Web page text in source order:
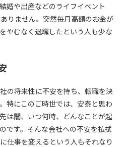
婚や出産などのライフイベント
りません。突然毎月高額のお金が
やむなく退職したという人も少な
の将来性に不安を持ち、転職を決
特にこのご時世では、安泰と思わ
は闇、いつ何時、どんなことが起
です。そんな会社への不安を払拭
仕事を変えるという人もそれなり